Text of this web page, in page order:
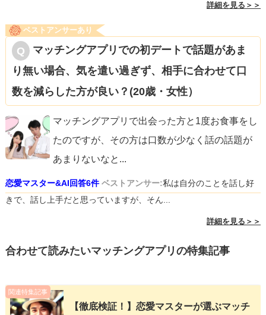
詳細を見る＞＞
ベストアンサーあり
マッチングアプリでの初デートで話題があま
り無い場合、気を遣い過ぎず、相手に合わせて口
数を減らした方が良い？(20歳・女性）
マッチングアプリで出会った方と1度お食事をし
たのですが、その方は口数が少なく話の話題が
あまりないなと ...
恋愛マスター&AI回答6件 ベストアンサー:私は自分のことを話し好
きで、話し上手だと思っていますが、そん...
詳細を見る＞＞
合わせて読みたいマッチングアプリの特集記事
関連特集記事
【徹底検証！】恋愛マスターが選ぶマッチ